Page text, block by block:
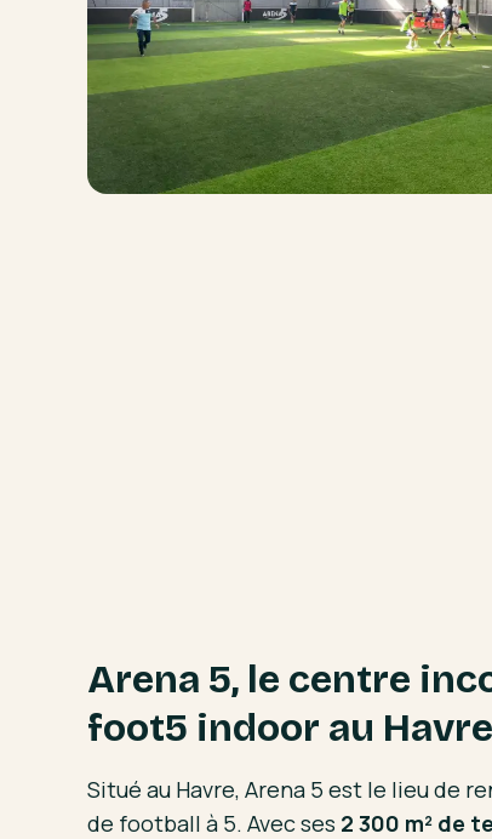
Arena 5, le centre
foot5 indoor au
Situé au Havre, Arena 5 est le lieu de
de football à 5. Avec ses 2 300 m² de